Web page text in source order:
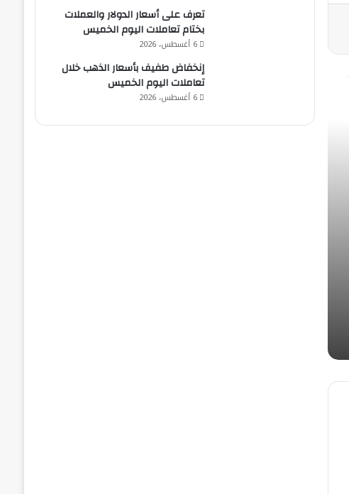
تعرف على أسعار الدولار والعملات
بختام تعاملات اليوم الخميس
6 أغسطس، 2026
إنخفاض طفيف بأسعار الذهب خلال
تعاملات اليوم الخميس
6 أغسطس، 2026